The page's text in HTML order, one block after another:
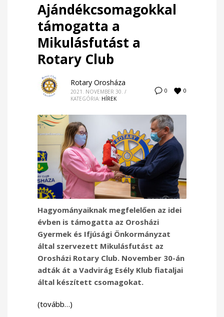
Ajándékcsomagokkal
támogatta a
Mikulásfutást a
Rotary Club
0 0
Rotary Orosháza
2021. NOVEMBER 30. /
KATEGÓRIA: HÍREK
Hagyományaiknak megfelelően az idei
évben is támogatta az Orosházi
Gyermek és Ifjúsági Önkormányzat
által szervezett Mikulásfutást az
Orosházi Rotary Club. November 30-án
adták át a Vadvirág Esély Klub fiataljai
által készített csomagokat.
(tovább…)